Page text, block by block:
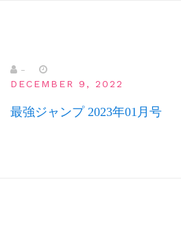
-
DECEMBER 9, 2022
最強ジャンプ 2023年01月号